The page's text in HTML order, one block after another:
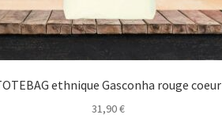
ethnique Gasconha rouge coeur
31,90€